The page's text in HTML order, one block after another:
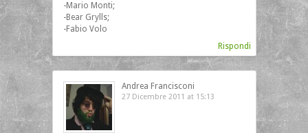
-Mario Monti;
-Bear Grylls;
-Fabio Volo
Rispondi
Andrea Francisconi
27 Dicembre 2011 at 15:13